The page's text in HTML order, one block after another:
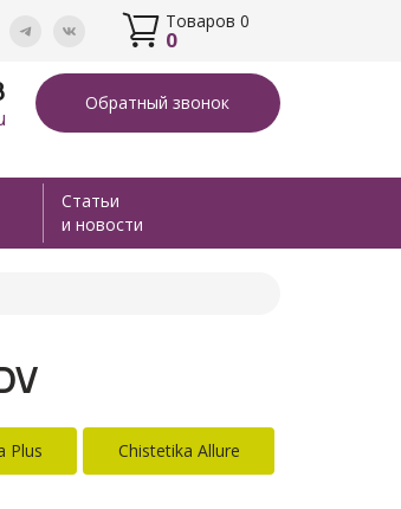
Товаров 0
0
Обратный звонок
Статьи
и новости
Plus Chistetika Allure